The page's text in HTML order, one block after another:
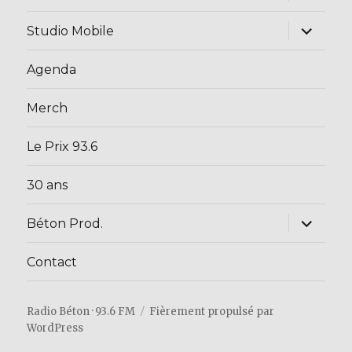
menu
Studio Mobile
ouvrir
Agenda
Merch
Le Prix 93.6
30 ans
Béton Prod.
ouvrir
Contact
Radio Béton · 93.6 FM
Fièrement propulsé par
WordPress